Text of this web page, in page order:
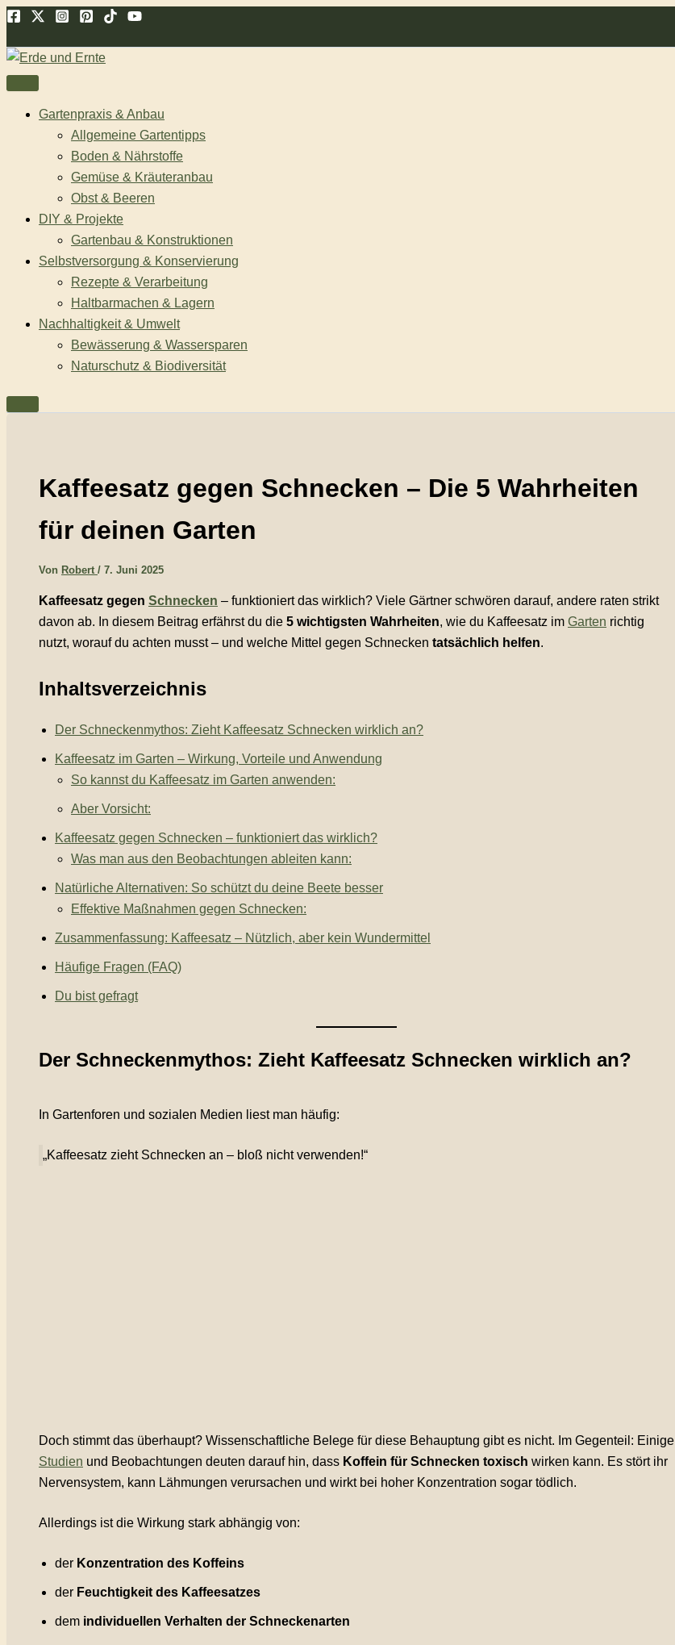
Zum
springen
Gartenpraxis & Anbau
Allgemeine Gartentipps
Boden & Nährstoffe
Gemüse & Kräuteranbau
Obst & Beeren
DIY & Projekte
Gartenbau & Konstruktionen
Selbstversorgung & Konservierung
Rezepte & Verarbeitung
Haltbarmachen & Lagern
Nachhaltigkeit & Umwelt
Bewässerung & Wassersparen
Naturschutz & Biodiversität
Kaffeesatz gegen Schnecken – Die 5 Wahrheiten
für deinen Garten
Von Robert / 7. Juni 2025
Kaffeesatz gegen Schnecken – funktioniert das wirklich? Viele Gärtner schwören darauf, andere raten strikt
davon ab. In diesem Beitrag erfährst du die 5 wichtigsten Wahrheiten, wie du Kaffeesatz im Garten richtig
nutzt, worauf du achten musst – und welche Mittel gegen Schnecken tatsächlich helfen.
Inhaltsverzeichnis
Der Schneckenmythos: Zieht Kaffeesatz Schnecken wirklich an?
Kaffeesatz im Garten – Wirkung, Vorteile und Anwendung
So kannst du Kaffeesatz im Garten anwenden:
Aber Vorsicht:
Kaffeesatz gegen Schnecken – funktioniert das wirklich?
Was man aus den Beobachtungen ableiten kann:
Natürliche Alternativen: So schützt du deine Beete besser
Effektive Maßnahmen gegen Schnecken:
Zusammenfassung: Kaffeesatz – Nützlich, aber kein Wundermittel
Häufige Fragen (FAQ)
Du bist gefragt
Der Schneckenmythos: Zieht Kaffeesatz Schnecken wirklich an?
In Gartenforen und sozialen Medien liest man häufig:
„Kaffeesatz zieht Schnecken an – bloß nicht verwenden!“
Doch stimmt das überhaupt? Wissenschaftliche Belege für diese Behauptung gibt es nicht. Im Gegenteil: Einige
Studien und Beobachtungen deuten darauf hin, dass Koffein für Schnecken toxisch wirken kann. Es stört ihr
Nervensystem, kann Lähmungen verursachen und wirkt bei hoher Konzentration sogar tödlich.
Allerdings ist die Wirkung stark abhängig von:
der Konzentration des Koffeins
der Feuchtigkeit des Kaffeesatzes
dem individuellen Verhalten der Schneckenarten